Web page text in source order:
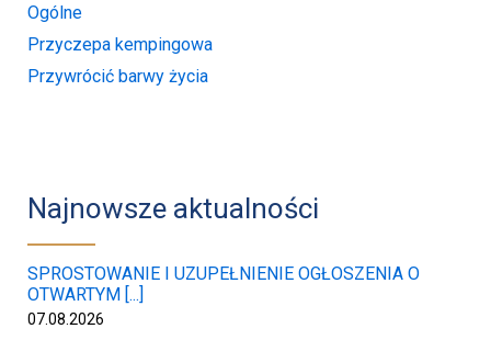
Ogólne
Przyczepa kempingowa
Przywrócić barwy życia
Najnowsze aktualności
SPROSTOWANIE I UZUPEŁNIENIE OGŁOSZENIA O
OTWARTYM [...]
07.08.2026